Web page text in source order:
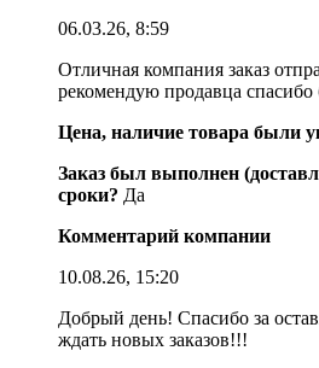
06.03.26, 8:59
Отличная компания заказ
рекомендую продавца спасибо
Цена, наличие товара были
Заказ был выполнен
сроки? Да
Комментарий компании
10.08.26, 15:20
Добрый день! Спасибо за
ждать новых заказов!!!